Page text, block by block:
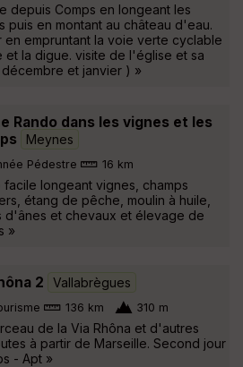
depuis Comps en longeant les
puis en montant au château d'eau.
en empruntant la voie verte cyclable
et la digue. visite de l'église et sa
et janvier ) »
Rando dans les vignes et les
Meynes
Pédestre 16 km
facile longeant vignes, champs
étang de pêche, moulin à huile,
d'ânes et chevaux et élevage de
»
2 Vallabrègues
136 km 310 m
de la Via Rhôna et d'autres
à partir de Marseille. Second jour
- Apt »